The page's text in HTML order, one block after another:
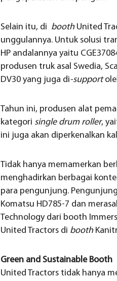
Selain itu, di booth United
unggulannya. Untuk solusi
HP andalannya yaitu
produsen truk asal Swedia,
DV30 yang juga di-support
Tahun ini, produsen alat
kategori single drum roller,
ini juga akan diperkenalkan
Tidak hanya memamerkan
menghadirkan berbagai
para pengunjung.
Komatsu HD785-7 dan
Technology dari booth
United Tractors di booth
Green and Sustainable Booth
United Tractors tidak hanya